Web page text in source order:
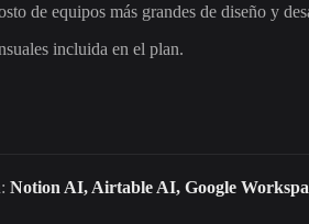
de equipos más grandes de diseño y
incluida en el plan.
Notion AI, Airtable AI, Google